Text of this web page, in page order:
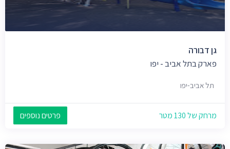
גן דבורה
פארק בתל אביב - יפו
תל אביב-יפו
מרחק של 130 מטר פרטים נוספים